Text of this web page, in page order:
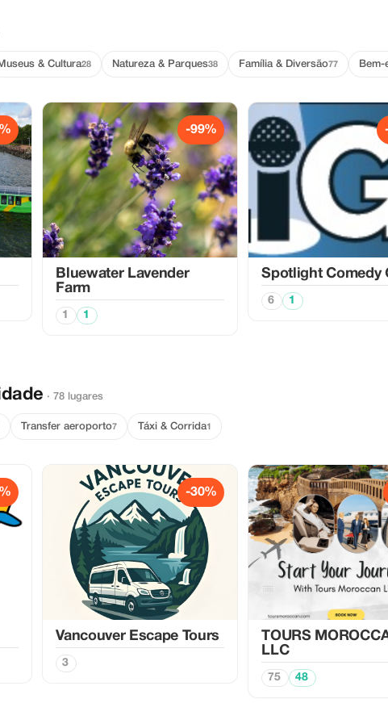
& Cultura28 Natureza & Parques38 Família & Diversão77 Bem-
-99%
Bluewater Lavender
Farm
1 1
Spotlight Comedy
6 1
· 78 lugares
Transfer aeroporto7 Táxi & Corrida1
-30%
Vancouver Escape Tours
3
TOURS
LLC
75 48